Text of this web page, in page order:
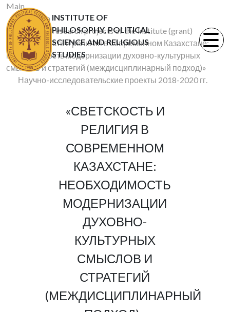
INSTITUTE OF
PHILOSOPHY, POLITICAL
SCIENCE AND RELIGIOUS
STUDIES
Main
Research
Scientific research projects of the Institute (grant)
«Светскость и религия в современном Казахстане:
необходимость модернизации духовно-культурных
смыслов и стратегий (междисциплинарный подход)»
Научно-исследовательские проекты 2018-2020 гг.
«СВЕТСКОСТЬ И
РЕЛИГИЯ В
СОВРЕМЕННОМ
КАЗАХСТАНЕ:
НЕОБХОДИМОСТЬ
МОДЕРНИЗАЦИИ
ДУХОВНО-
КУЛЬТУРНЫХ
СМЫСЛОВ И
СТРАТЕГИЙ
(МЕЖДИСЦИПЛИНАРНЫЙ